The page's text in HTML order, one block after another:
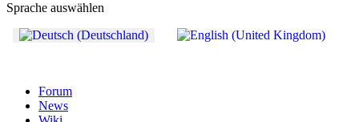
Sprache auswählen
Forum
News